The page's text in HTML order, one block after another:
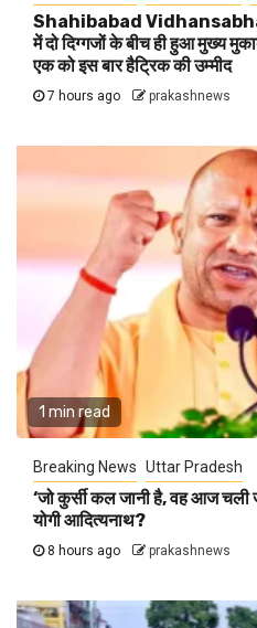
Shahibabad Vidhansabha
में दो दिग्गजों के बीच ही हुआ मुख्य
एक को इस बार हैट्रिक की उम्मीद
7 hours ago prakashnews
1 min read
Breaking News Uttar Pradesh
‘जो कुर्सी कल जानी है, वह आज चली
योगी आदित्यनाथ?
8 hours ago prakashnews